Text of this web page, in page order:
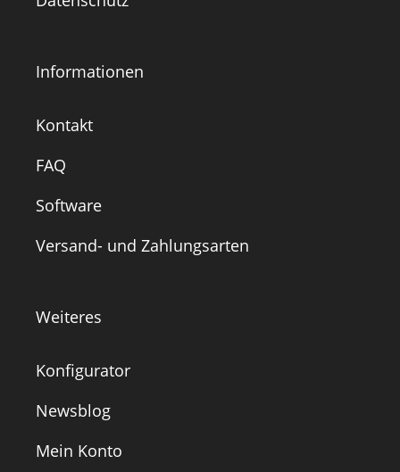
Informationen
Kontakt
FAQ
Software
Versand- und Zahlungsarten
Weiteres
Konfigurator
Newsblog
Mein Konto